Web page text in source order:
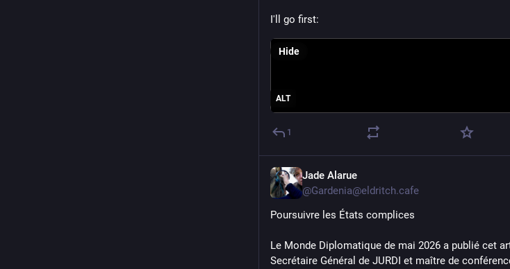
I'll go first:
ALT
Hide
1
Jade Alarue
@Gardenia@eldritch.cafe
Poursuivre les États complices
Le Monde Diplomatique de mai 2026 a publié cet
Secrétaire Général de JURDI et maître de